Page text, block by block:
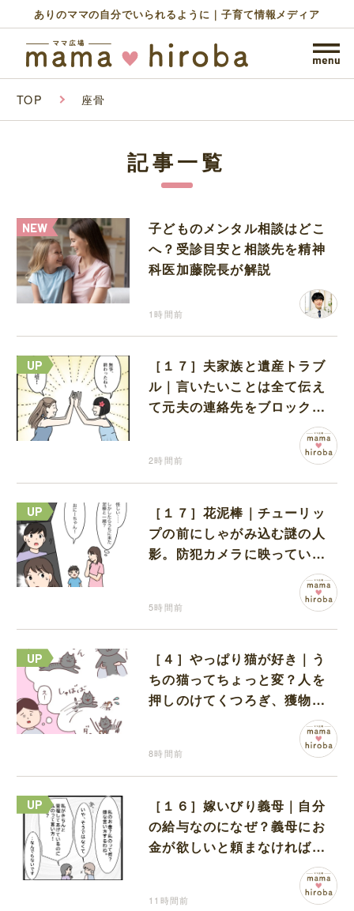
ありのママの自分でいられるように｜子育て情報メディア
TOP 座骨
記事一覧
子どものメンタル相談はどこ
へ？受診目安と相談先を精神
科医加藤院長が解説
1時間前
［１７］夫家族と遺産トラブ
ル｜言いたいことは全て伝え
て元夫の連絡先をブロック。
離婚できた喜びを噛みしめる
2時間前
［１７］花泥棒｜チューリッ
プの前にしゃがみ込む謎の人
影。防犯カメラに映っていた
5時間前
［４］やっぱり猫が好き｜う
ちの猫ってちょっと変？人を
押しのけてくつろぎ、獲物に
も物怖じしない鋼のハート
8時間前
［１６］嫁いびり義母｜自分
の給与なのになぜ？義母にお
金が欲しいと頼まなければな
11時間前